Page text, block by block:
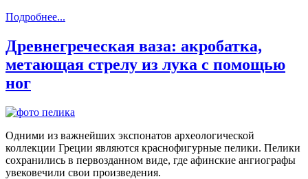
Подробнее...
Древнегреческая ваза: акробатка,
метающая стрелу из лука с помощью
ног
Одними из важнейших экспонатов археологической
коллекции Греции являются краснофигурные пелики. Пелики
сохранились в первозданном виде, где афинские ангиографы
увековечили свои произведения.